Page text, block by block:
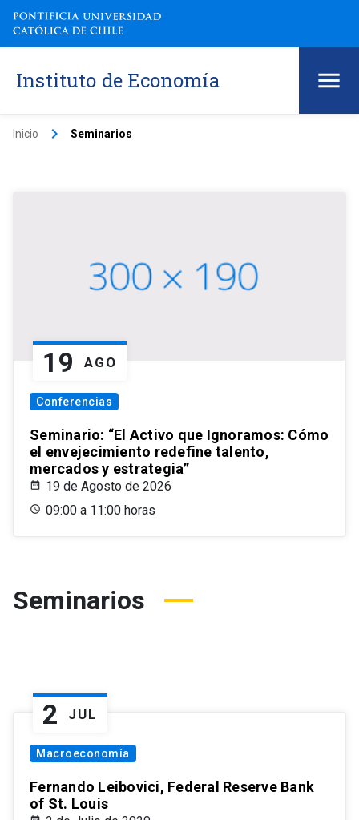
Instituto de Economía
Inicio keyboard_arrow_right Seminarios
19 AGO
Conferencias
Seminario: “El Activo que Ignoramos: Cómo
el envejecimiento redefine talento,
mercados y estrategia”
19 de Agosto de 2026
09:00 a 11:00 horas
Seminarios
2 JUL
Macroeconomía
Fernando Leibovici, Federal Reserve Bank
of St. Louis